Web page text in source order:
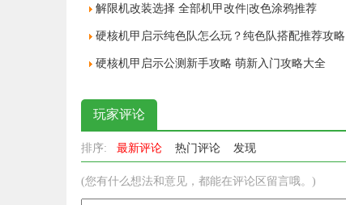
解限机改装选择 全部机甲改件|改色涂鸦推荐
硬核机甲启示纯色队怎么玩？纯色队搭配推荐攻略
硬核机甲启示公测新手攻略 萌新入门攻略大全
玩家评论
排序: 最新评论 热门评论 发现
(您有什么想法和意见，都能在评论区留言哦。)